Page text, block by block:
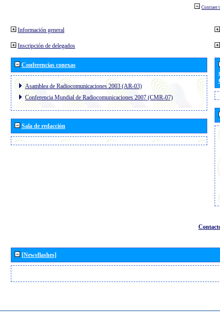
Contraer
Información general
Inscripción de delegados
Conferencias conexas
Asamblea de Radiocomunicaciones 2003 (AR-03)
Conferencia Mundial de Radiocomunicaciones 2007 (CMR-07)
Sala de redacción
[Newsflashes]